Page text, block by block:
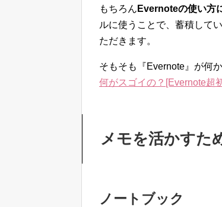
もちろん Evernoteの使い方
ルに使うことで、蓄積して
ただきます。
そもそも『Evernote』が何
何がスゴイの？[Evernote超
メモを活かすた
ノートブック